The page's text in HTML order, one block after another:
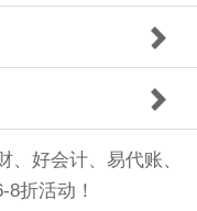
、好会计、易代账、
折活动！